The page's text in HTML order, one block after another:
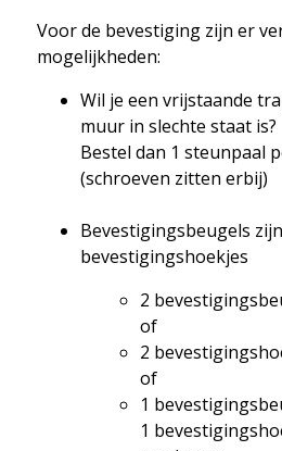
Voor de bevestiging zijn er
mogelijkheden:
Wil je een vrijstaande
muur in slechte staat is?
Bestel dan 1 steunpaal
(schroeven zitten erbij)
Bevestigingsbeugels
bevestigingshoekjes
2
of
2
of
1
1